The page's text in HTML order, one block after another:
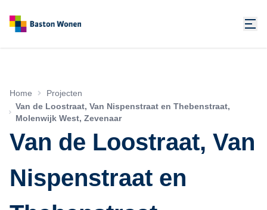
Home
Projecten
Van de Loostraat, Van Nispenstraat en Thebenstraat,
Molenwijk West, Zevenaar
Van de Loostraat, Van
Nispenstraat en